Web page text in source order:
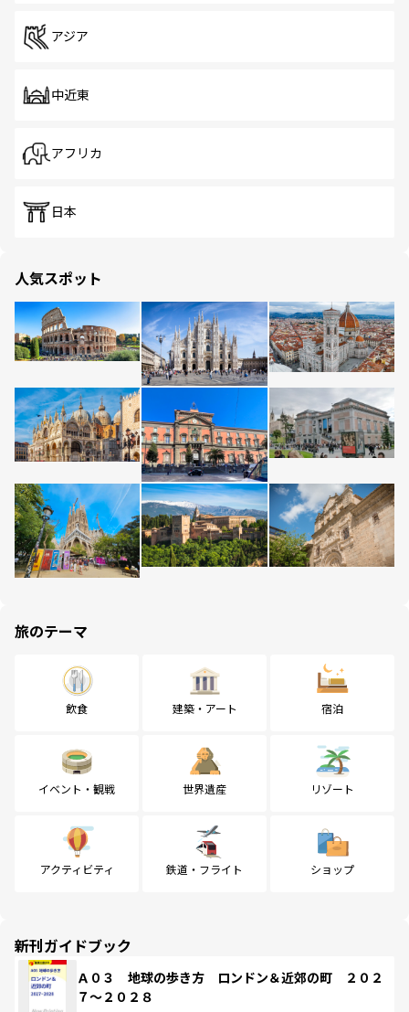
アジア
中近東
アフリカ
日本
人気スポット
旅のテーマ
飲食 建築・アート 宿泊
イベント・観戦 世界遺産 リゾート
アクティビティ 鉄道・フライト ショップ
新刊ガイドブック
Ａ０３ 地球の歩き方 ロンドン＆近郊の町 ２０２
７～２０２８